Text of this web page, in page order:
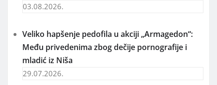
03.08.2026.
Veliko hapšenje pedofila u akciji „Armagedon“:
Među privedenima zbog dečije pornografije i
mladić iz Niša
29.07.2026.